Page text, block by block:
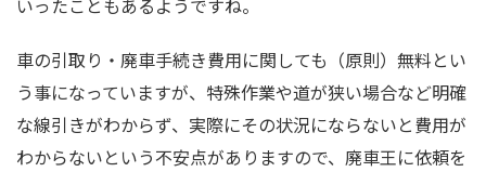
いったこともあるようですね。
車の引取り・廃車手続き費用に関しても（原則）無料とい
う事になっていますが、特殊作業や道が狭い場合など明確
な線引きがわからず、実際にその状況にならないと費用が
わからないという不安点がありますので、廃車王に依頼を